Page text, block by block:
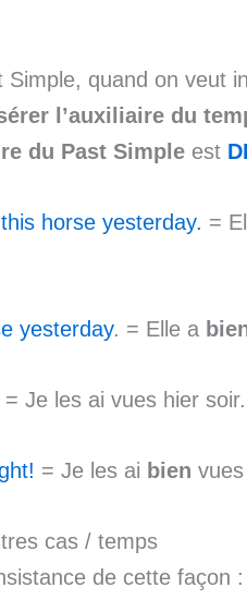
Simple, quand on veut
l’auxiliaire du
du Past Simple est
horse yesterday. =
yesterday. = Elle a
= Je les ai vues hier soir.
= Je les ai bien
cas / temps
de cette façon